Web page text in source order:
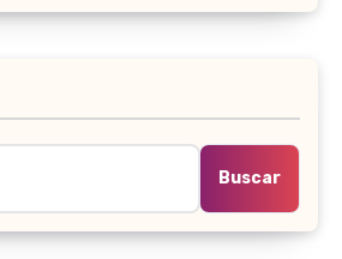
Buscar